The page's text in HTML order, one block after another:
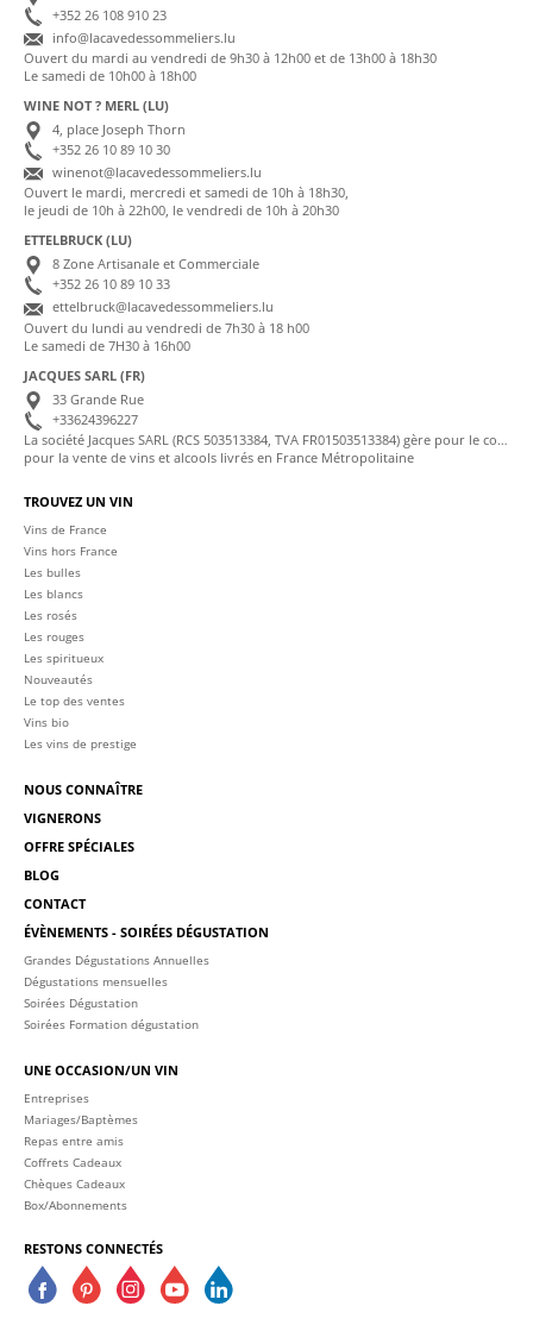
+352 26 108 910 23
info@lacavedessommeliers.lu
Ouvert du mardi au vendredi de 9h30 à 12h00 et de 13h00 à 18h30
Le samedi de 10h00 à 18h00
WINE NOT ? MERL (LU)
4, place Joseph Thorn
+352 26 10 89 10 30
winenot@lacavedessommeliers.lu
Ouvert le mardi, mercredi et samedi de 10h à 18h30,
le jeudi de 10h à 22h00, le vendredi de 10h à 20h30
ETTELBRUCK (LU)
8 Zone Artisanale et Commerciale
+352 26 10 89 10 33
ettelbruck@lacavedessommeliers.lu
Ouvert du lundi au vendredi de 7h30 à 18 h00
Le samedi de 7H30 à 16h00
JACQUES SARL (FR)
33 Grande Rue
+33624396227
La société Jacques SARL (RCS 503513384, TVA FR01503513384) gère pour le compte de La Cave des Sommeliers les transactions bancaires et la facturation
pour la vente de vins et alcools livrés en France Métropolitaine
TROUVEZ UN VIN
Vins de France
Vins hors France
Les bulles
Les blancs
Les rosés
Les rouges
Les spiritueux
Nouveautés
Le top des ventes
Vins bio
Les vins de prestige
NOUS CONNAÎTRE
VIGNERONS
OFFRE SPÉCIALES
BLOG
CONTACT
ÉVÈNEMENTS - SOIRÉES DÉGUSTATION
Grandes Dégustations Annuelles
Dégustations mensuelles
Soirées Dégustation
Soirées Formation dégustation
UNE OCCASION/UN VIN
Entreprises
Mariages/Baptèmes
Repas entre amis
Coffrets Cadeaux
Chèques Cadeaux
Box/Abonnements
RESTONS CONNECTÉS